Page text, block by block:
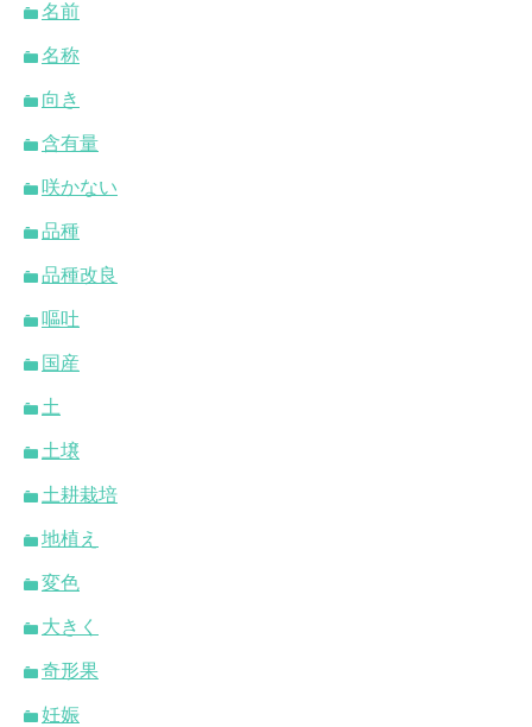
名前
名称
向き
含有量
咲かない
品種
品種改良
嘔吐
国産
土
土壌
土耕栽培
地植え
変色
大きく
奇形果
妊娠